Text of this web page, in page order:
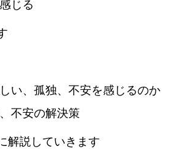
じる
い、孤独、不安を感じるのか
不安の解決策
解説していきます